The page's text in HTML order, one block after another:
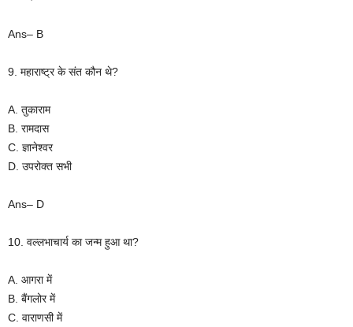
Ans– B
9. महाराष्ट्र के संत कौन थे?
A. तुकाराम
B. रामदास
C. ज्ञानेश्वर
D. उपरोक्त सभी
Ans– D
10. वल्लभाचार्य का जन्म हुआ था?
A. आगरा में
B. बैंगलोर में
C. वाराणसी में